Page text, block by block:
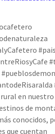
en
de
conocidos,
que cuentan